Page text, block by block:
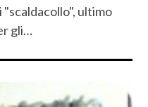
"scaldacollo", ultimo
gli…